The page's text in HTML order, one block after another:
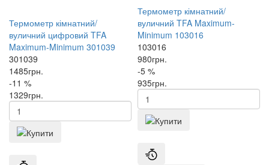
Термометр кімнатний/
вуличний цифровий TFA
Maximum-Minimum 301039
301039
1485грн.
-11 %
1329грн.
Термометр кімнатний/
вуличний TFA Maximum-
Minimum 103016
103016
980грн.
-5 %
935грн.